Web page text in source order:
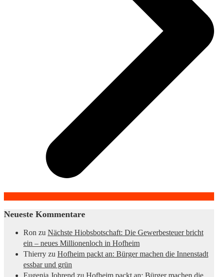
Neueste Kommentare
Ron zu Nächste Hiobsbotschaft: Die Gewerbesteuer bricht
ein – neues Millionenloch in Hofheim
Thierry zu Hofheim packt an: Bürger machen die Innenstadt
essbar und grün